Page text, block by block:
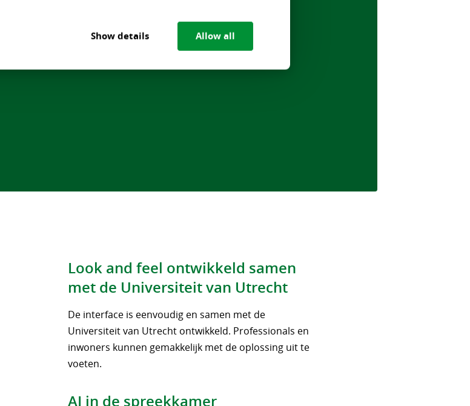
Show details Allow all
Look and feel ontwikkeld samen
met de Universiteit van Utrecht
De interface is eenvoudig en samen met de
Universiteit van Utrecht ontwikkeld. Professionals en
inwoners kunnen gemakkelijk met de oplossing uit te
voeten.
AI in de spreekkamer